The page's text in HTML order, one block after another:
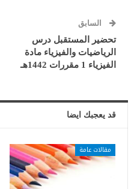
السابق
تحضير المستقبل درس
الرياضيات والفيزياء مادة
الفيزياء 1 مقررات 1442هـ
قد يعجبك ايضا
مقالات عامة